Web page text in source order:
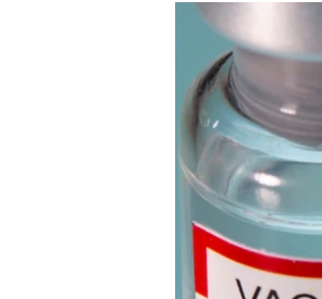
GENOCID U SREBRENICI
POPLAVE I KLIZIŠTA U BIH 2024.